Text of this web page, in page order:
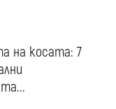
на косата: 7